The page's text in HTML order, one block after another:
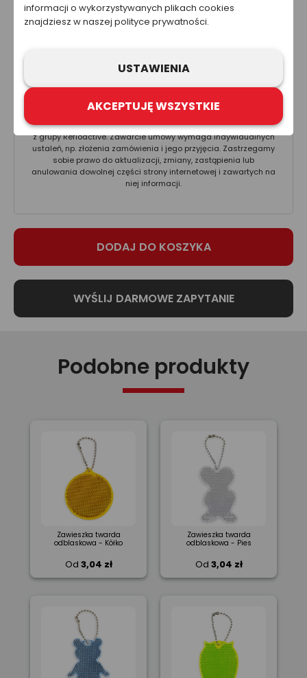
5.70 zł
żadnym wypadku informacje zawarte na stronie nie powinny
być wykorzystywane ani traktowane jako oferta sprzedaży,
natomiast mogą być traktowane jako zaproszenie lub
nakłanianie do złożenia oferty kupna produktów lub usług firm
z grupy Refloactive. Zawarcie umowy wymaga indywidualnych
ustaleń, np. złożenia zamówienia i jego przyjęcia. Zastrzegamy
sobie prawo do aktualizacji, zmiany, zastąpienia lub
anulowania dowolnej części strony internetowej i zawartych na
niej informacji.
Podobne produkty
Zawieszka twarda
odblaskowa - Kółko
Od 3,04 zł
Zawieszka twarda
odblaskowa - Pies
Od 3,04 zł
informacji o wykorzystywanych plikach cookies
znajdziesz w naszej polityce prywatności.
USTAWIENIA
AKCEPTUJĘ WSZYSTKIE